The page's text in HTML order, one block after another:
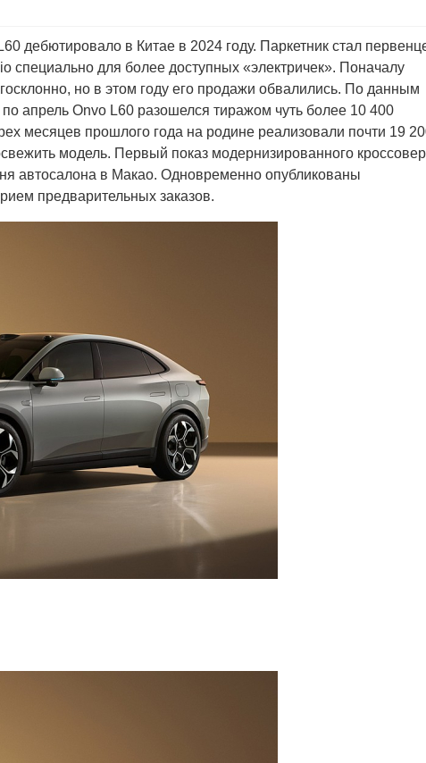
дебютировало в Китае в 2024 году. Паркетник стал
специально для более доступных «электричек». Поначалу
но в этом году его продажи обвалились. По данным
апрель Onvo L60 разошелся тиражом чуть более 10 400
месяцев прошлого года на родине реализовали почти 19
модель. Первый показ модернизированного
автосалона в Макао. Одновременно опубликованы
предварительных заказов.